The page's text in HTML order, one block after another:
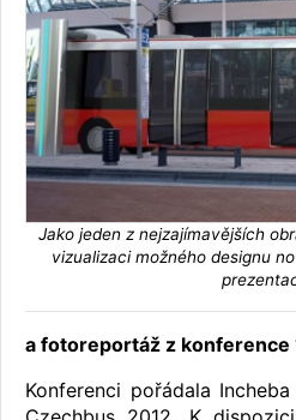
Jako jeden z nejzajímavějších
vizualizaci možného designu
a fotoreportáž z konference
Konferenci pořádala